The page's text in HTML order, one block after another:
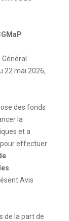
22 mai 2026,
des fonds
la
et a
pour effectuer
Avis
de la part de